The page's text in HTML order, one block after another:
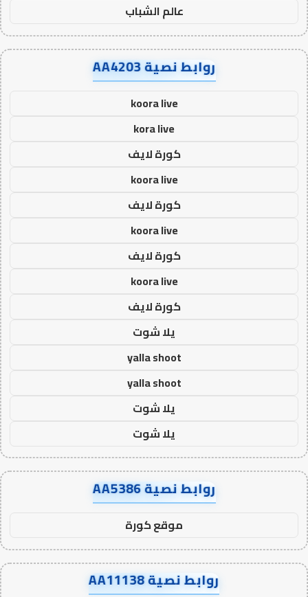
عالم الشباب
روابط نصية AA4203
koora live
kora live
كورة لايف
koora live
كورة لايف
koora live
كورة لايف
koora live
كورة لايف
يلا شوت
yalla shoot
yalla shoot
يلا شوت
يلا شوت
روابط نصية AA5386
موقع كورة
روابط نصية AA11138